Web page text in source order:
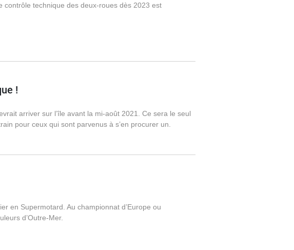
technique des deux-roues dès 2023 est
!
arriver sur l’île avant la mi-août 2021. Ce sera le seul
pour ceux qui sont parvenus à s’en procurer un.
en Supermotard. Au championnat d’Europe ou
d’Outre-Mer.